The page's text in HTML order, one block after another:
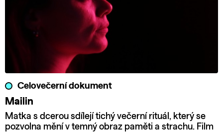
Celovečerní dokument
Mailin
Matka s dcerou sdílejí tichý večerní rituál, který se
pozvolna mění v temný obraz paměti a strachu. Film